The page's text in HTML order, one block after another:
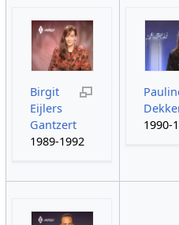
Birgit
Eijlers
Gantzert
1989-1992
1990-